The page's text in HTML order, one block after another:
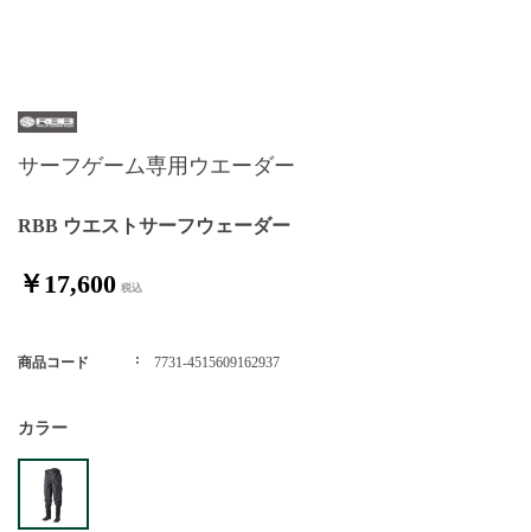
RBB ウエストサーフウェーダー
サーフゲーム専用ウエーダー
￥17,600
商品コード 7731-4515609162937
カラー